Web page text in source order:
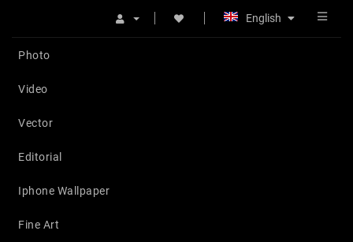
English
Photo
Video
Vector
Editorial
Iphone Wallpaper
Fine Art